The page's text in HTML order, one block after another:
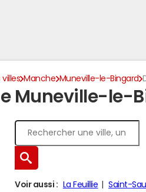
villes Manche Muneville-le-Bingard
Muneville-le-
Voir aussi : La Feuillie Saint-